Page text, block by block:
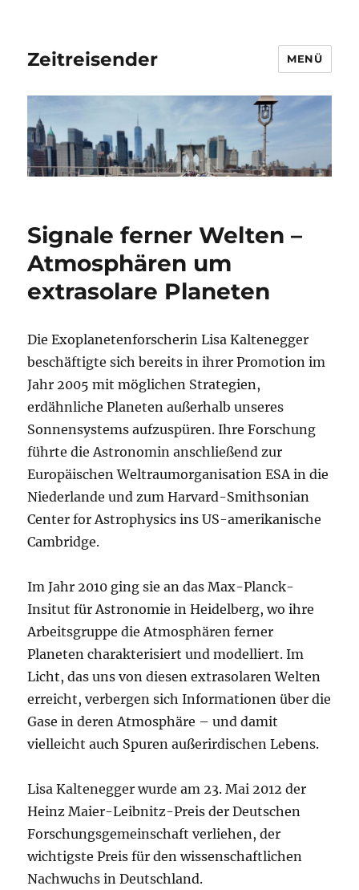
Zeitreisender MENÜ
Signale ferner Welten –
Atmosphären um
extrasolare Planeten
Die Exoplanetenforscherin Lisa Kaltenegger
beschäftigte sich bereits in ihrer Promotion im
Jahr 2005 mit möglichen Strategien,
erdähnliche Planeten außerhalb unseres
Sonnensystems aufzuspüren. Ihre Forschung
führte die Astronomin anschließend zur
Europäischen Weltraumorganisation ESA in die
Niederlande und zum Harvard-Smithsonian
Center for Astrophysics ins US-amerikanische
Cambridge.
Im Jahr 2010 ging sie an das Max-Planck-
Insitut für Astronomie in Heidelberg, wo ihre
Arbeitsgruppe die Atmosphären ferner
Planeten charakterisiert und modelliert. Im
Licht, das uns von diesen extrasolaren Welten
erreicht, verbergen sich Informationen über die
Gase in deren Atmosphäre – und damit
vielleicht auch Spuren außerirdischen Lebens.
Lisa Kaltenegger wurde am 23. Mai 2012 der
Heinz Maier-Leibnitz-Preis der Deutschen
Forschungsgemeinschaft verliehen, der
wichtigste Preis für den wissenschaftlichen
Nachwuchs in Deutschland.